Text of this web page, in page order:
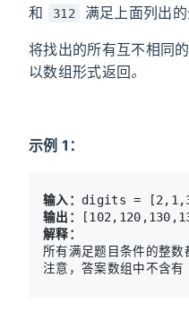
和 312 满足上面列出的
将找出的所有互不相同
以数组形式返回。
示例 1：
输入：
输出：
解释：
所有满足题目条件的整
注意，答案数组中不含有